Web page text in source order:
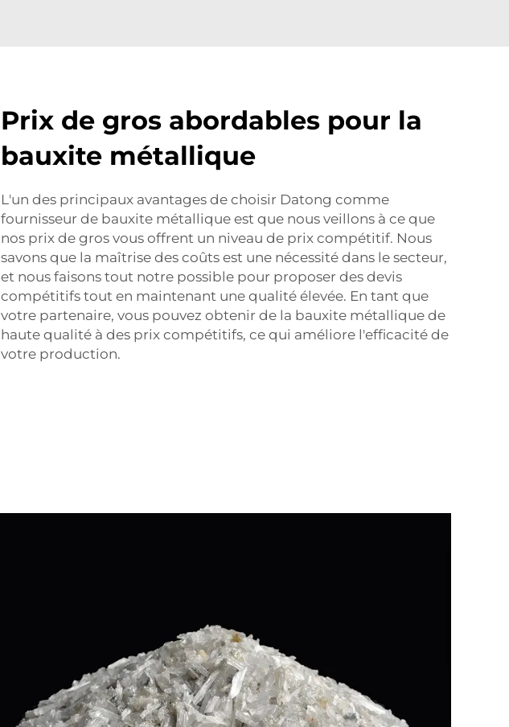
Prix de gros abordables pour la
bauxite métallique
L'un des principaux avantages de choisir Datong comme
fournisseur de bauxite métallique est que nous veillons à ce que
nos prix de gros vous offrent un niveau de prix compétitif. Nous
savons que la maîtrise des coûts est une nécessité dans le secteur,
et nous faisons tout notre possible pour proposer des devis
compétitifs tout en maintenant une qualité élevée. En tant que
votre partenaire, vous pouvez obtenir de la bauxite métallique de
haute qualité à des prix compétitifs, ce qui améliore l'efficacité de
votre production.